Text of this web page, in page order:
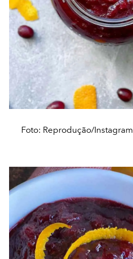
Foto: Reprodução/